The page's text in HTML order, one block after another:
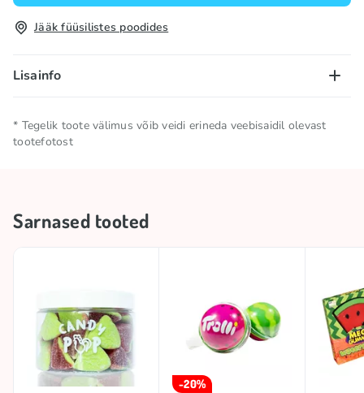
Jääk füüsilistes poodides
Lisainfo
Netokogus 0.3 KG
Bränd
* Tegelik toote välimus võib veidi erineda veebisaidil olevast
tootefotost
Sarnased tooted
-20%